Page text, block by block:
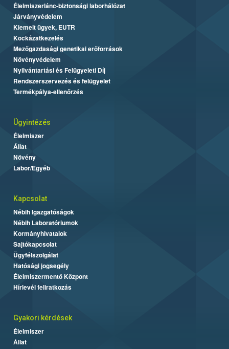
Élelmiszerlánc-biztonsági laborhálózat
Járványvédelem
Kiemelt ügyek, EUTR
Kockázatkezelés
Mezőgazdasági genetikai erőforrások
Növényvédelem
Nyilvántartási és Felügyeleti Díj
Rendszerszervezés és felügyelet
Termékpálya-ellenőrzés
Ügyintézés
Élelmiszer
Állat
Növény
Labor/Egyéb
Kapcsolat
Nébih Igazgatóságok
Nébih Laboratóriumok
Kormányhivatalok
Sajtókapcsolat
Ügyfélszolgálat
Hatósági jogsegély
Élelmiszermentő Központ
Hírlevél feliratkozás
Gyakori kérdések
Élelmiszer
Állat